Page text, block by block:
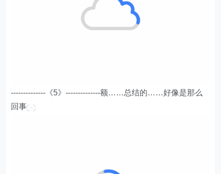
--------------《5》--------------额……总结的……好像是那么
回事